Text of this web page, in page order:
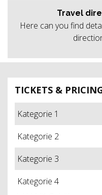
TICKETS &
Kategorie 1
Kategorie 2
Kategorie 3
Kategorie 4
Travel
Here can you find